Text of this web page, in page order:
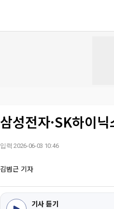
삼성전자·SK하이
입력 2026-06-03 10:46
김범근 기자
기사 듣기